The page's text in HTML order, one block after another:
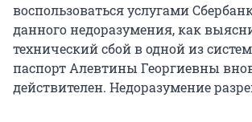
воспользоваться услугами
данного недоразумения, как
технический сбой в одной из
паспорт Алевтины Георгиевны
действителен. Недоразумение